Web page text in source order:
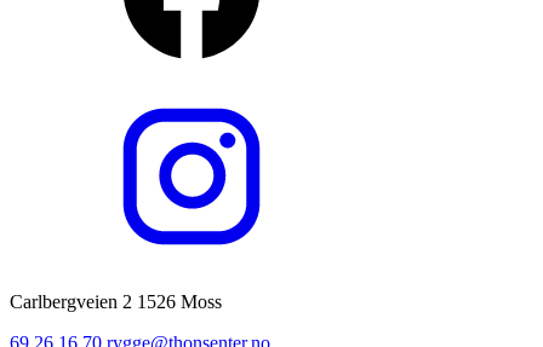
Carlbergveien 2 1526 Moss